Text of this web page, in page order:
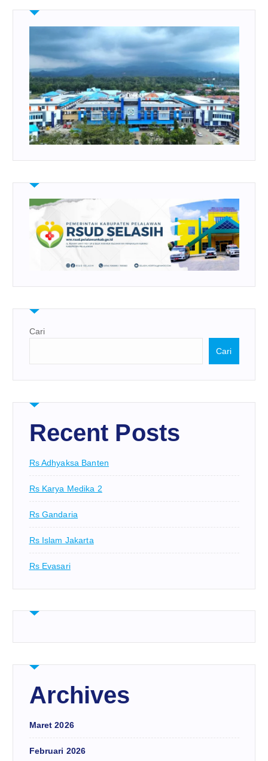
Cari
Cari
Recent Posts
Rs Adhyaksa Banten
Rs Karya Medika 2
Rs Gandaria
Rs Islam Jakarta
Rs Evasari
Archives
Maret 2026
Februari 2026